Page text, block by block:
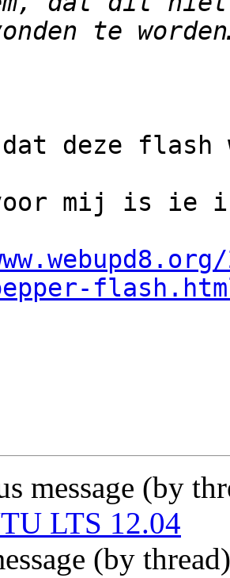
deze flash
mij is ie
message (by
LTS 12.04
(by